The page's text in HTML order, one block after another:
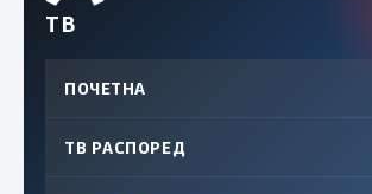
ТВ
ПОЧЕТНА
ТВ РАСПОРЕД